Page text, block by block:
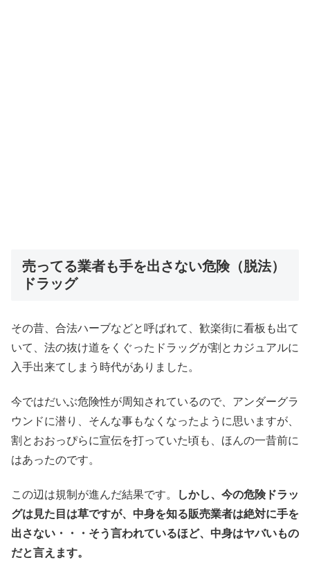
売ってる業者も手を出さない危険（脱法）
ドラッグ
その昔、合法ハーブなどと呼ばれて、歓楽街に看板も出て
いて、法の抜け道をくぐったドラッグが割とカジュアルに
入手出来てしまう時代がありました。
今ではだいぶ危険性が周知されているので、アンダーグラ
ウンドに潜り、そんな事もなくなったように思いますが、
割とおおっぴらに宣伝を打っていた頃も、ほんの一昔前に
はあったのです。
この辺は規制が進んだ結果です。
しかし、今の危険ドラッ
グは見た目は草ですが、中身を知る販売業者は絶対に手を
出さない・・・そう言われているほど、中身はヤバいもの
だと言えます。